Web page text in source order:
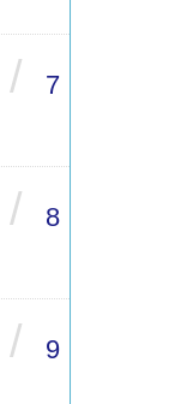
/ 7
/ 8
/ 9